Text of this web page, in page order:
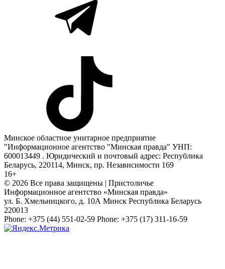
Минское областное унитарное предприятие
"Информационное агентство "Минская правда" УНП:
600013449 . Юридический и почтовый адрес: Республика
Беларусь, 220114, Минск, пр. Независимости 169
16+
© 2026 Все права защищены | Пристоличье
Информационное агентство «Минская правда»
ул. Б. Хмельницкого, д. 10А Минск Республика Беларусь
220013
Phone: +375 (44) 551-02-59 Phone: +375 (17) 311-16-59